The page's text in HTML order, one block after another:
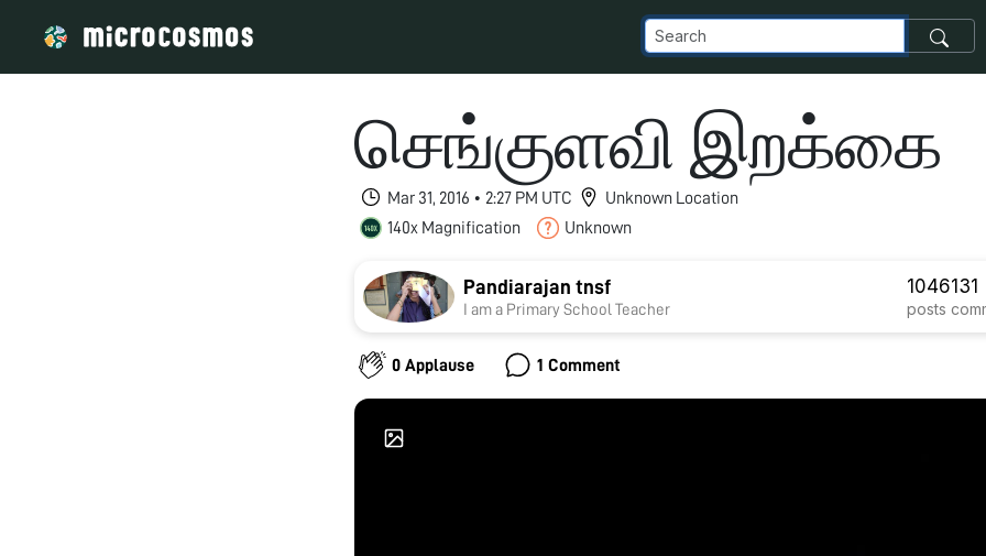
செங்குளவி இறக்கை
Mar 31, 2016 • 2:27 PM UTC
Unknown Location
140x Magnification
Unknown
Pandiarajan tnsf
I am a Primary School Teacher
1046
posts
131
0 Applause 1 Comment